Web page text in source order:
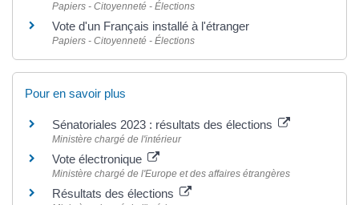
Papiers - Citoyenneté - Élections
Vote d'un Français installé à l'étranger
Papiers - Citoyenneté - Élections
Pour en savoir plus
Sénatoriales 2023 : résultats des élections
Ministère chargé de l'intérieur
Vote électronique
Ministère chargé de l'Europe et des affaires étrangères
Résultats des élections